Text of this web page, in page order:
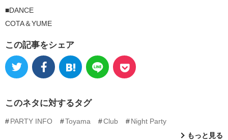
■DANCE
COTA＆YUME
この記事をシェア
このネタに対するタグ
PARTY INFO Toyama Club
Night Party
もっと見る